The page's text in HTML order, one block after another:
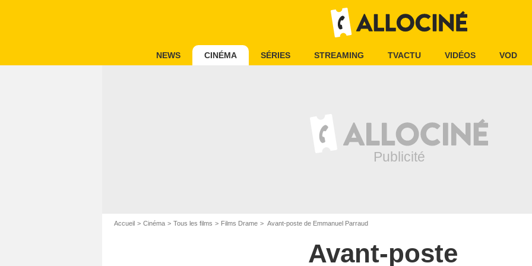
NEWS CINÉMA SÉRIES STREAMING TVACTU VIDÉOS VOD
Accueil Cinéma Tous les films Films Drame Avant-poste de Emmanuel Parraud
Avant-poste